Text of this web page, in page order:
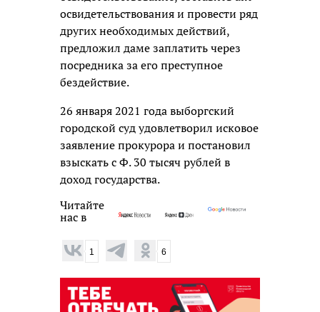
освидетельствования и провести ряд
других необходимых действий,
предложил даме заплатить через
посредника за его преступное
бездействие.
26 января 2021 года выборгский
городской суд удовлетворил исковое
заявление прокурора и постановил
взыскать с Ф. 30 тысяч рублей в
доход государства.
Читайте
нас в
1 6